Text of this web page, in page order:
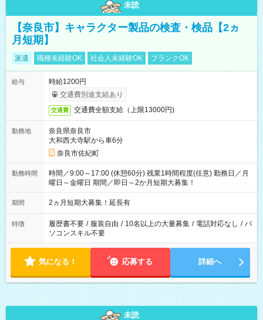
未読
【奈良市】キャラクター製品の検査・検品【2ヵ
月短期】
派遣 職種未経験OK 社会人未経験OK ブランクOK
給与
時給1200円
交通費別途支給あり
交通費 交通費全額支給（上限13000円)
勤務地
奈良県奈良市
大和西大寺駅から車6分
奈良市佐紀町
勤務時間
時間／9:00～17:00 (休憩60分) 残業1時間程度(任意) 勤務日／月
曜日～金曜日 期間／即日～2か月短期大募集！
期間 2ヵ月短期大募集！延長有
特徴 履歴書不要 / 服装自由 / 10名以上の大量募集 / 電話対応なし / パ
ソコンスキル不要
気になる！ 応募する 詳細へ
未読